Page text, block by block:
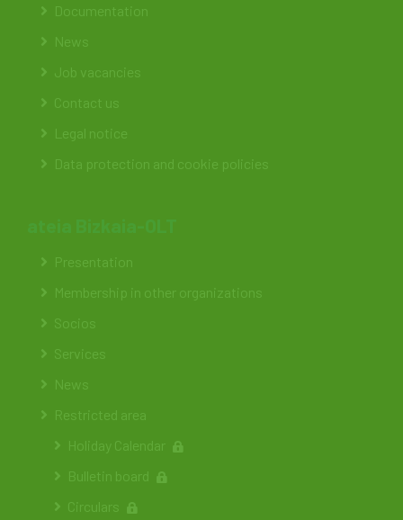
Documentation
News
Job vacancies
Contact us
Legal notice
Data protection and cookie policies
Presentation
Membership in other organizations
Socios
Services
News
Restricted area
Holiday Calendar
Bulletin board
Circulars